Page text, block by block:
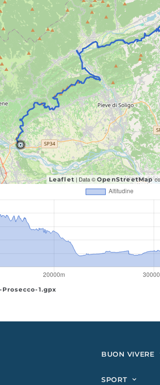
Leaflet | Data © OpenStreetMap
1.gpx
BUON VIVERE
SPORT